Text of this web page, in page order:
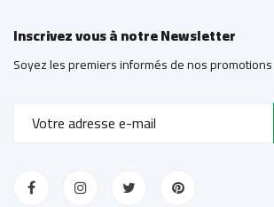
Inscrivez vous à notre Newsletter
Soyez les premiers informés de nos